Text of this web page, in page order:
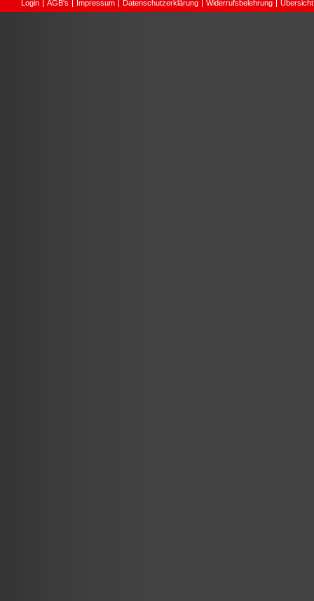
Login AGB's Impressum Datenschutzerklärung Widerrufsbelehrung